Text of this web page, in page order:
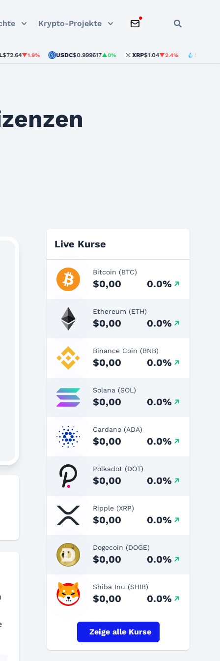
Krypto-Projekte
▼1.9% USDC$0.999617▲0% XRP $1.04▼2.4% STETH
Live Kurse
Bitcoin (BTC)
$0,00 0.0%
Ethereum (ETH)
$0,00 0.0%
Binance Coin (BNB)
$0,00 0.0%
Solana (SOL)
$0,00 0.0%
Cardano (ADA)
$0,00 0.0%
Polkadot (DOT)
$0,00 0.0%
Ripple (XRP)
$0,00 0.0%
Dogecoin (DOGE)
$0,00 0.0%
Shiba Inu (SHIB)
$0,00 0.0%
Zeige alle Kurse